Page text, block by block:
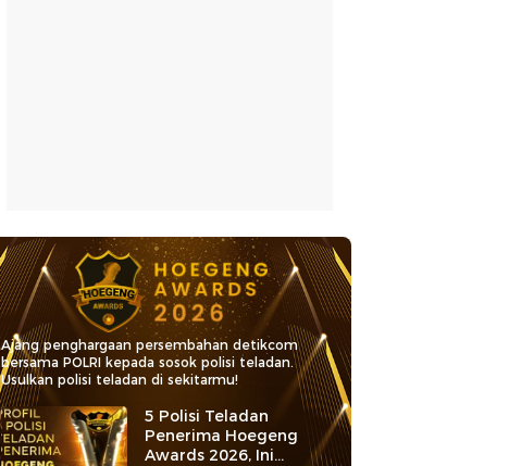
Ajang penghargaan persembahan detikcom
bersama POLRI kepada sosok polisi teladan.
Usulkan polisi teladan di sekitarmu!
5 Polisi Teladan
Penerima Hoegeng
Awards 2026, Ini